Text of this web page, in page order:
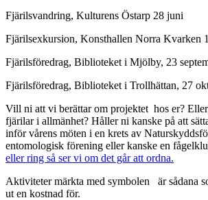
Fjärilsvandring, Kulturens Östarp 28 juni
Fjärilsexkursion, Konsthallen Norra Kvarken
Fjärilsföredrag, Biblioteket i Mjölby, 23
Fjärilsföredrag, Biblioteket i Trollhättan, 27
Vill ni att vi berättar om projektet hos er?
fjärilar i allmänhet? Håller ni kanske på att
inför vårens möten i en krets av
entomologisk förening eller kanske en
eller ring så ser vi om det går att ordna.
Aktiviteter märkta med symbolen
är sådana
ut en kostnad för.